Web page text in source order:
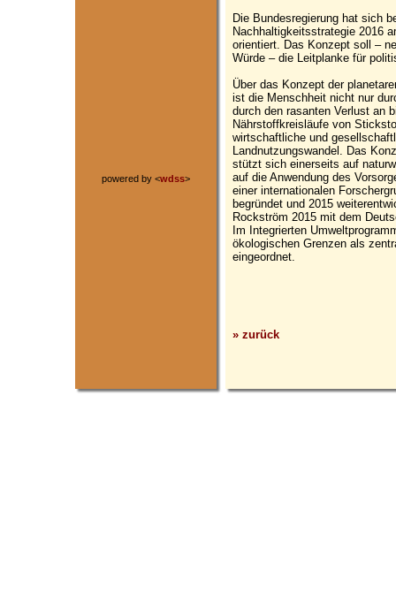
powered by <wdss>
Die Bundesregierung hat sich
Nachhaltigkeitsstrategie 2016
orientiert. Das Konzept soll –
Würde – die Leitplanke für
Über das Konzept der
ist die Menschheit nicht nur
durch den rasanten Verlust an
Nährstoffkreisläufe von
wirtschaftliche und
Landnutzungswandel. Das
stützt sich einerseits auf
auf die Anwendung des
einer internationalen
begründet und 2015
Rockström 2015 mit dem
Im Integrierten
ökologischen Grenzen als
eingeordnet.
» zurück